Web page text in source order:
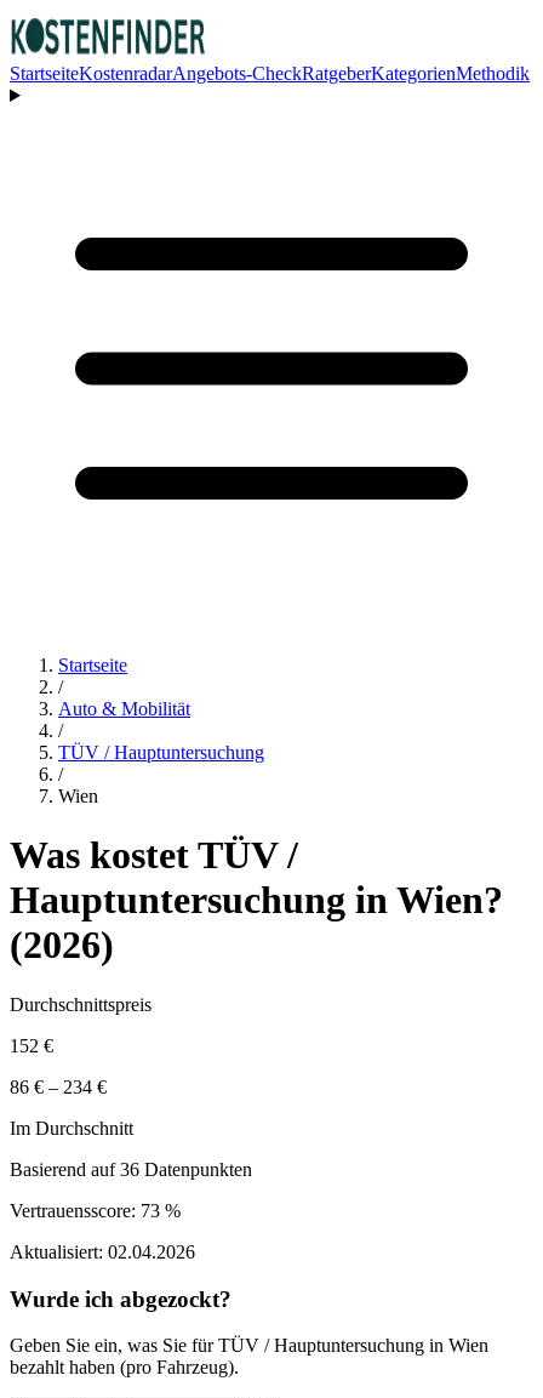
StartseiteKostenradarAngebots-CheckRatgeberKategorienMethodik
Startseite
/
Auto & Mobilität
/
TÜV / Hauptuntersuchung
/
Wien
Was kostetTÜV /
Hauptuntersuchung inWien?
(2026)
Durchschnittspreis
152 €
86 € – 234 €
Im Durchschnitt
Basierend auf36 Datenpunkten
Vertrauensscore: 73 %
Aktualisiert: 02.04.2026
Wurde ich abgezockt?
Geben Sie ein, was Sie fürTÜV / Hauptuntersuchung in Wien
bezahlt haben (pro Fahrzeug).